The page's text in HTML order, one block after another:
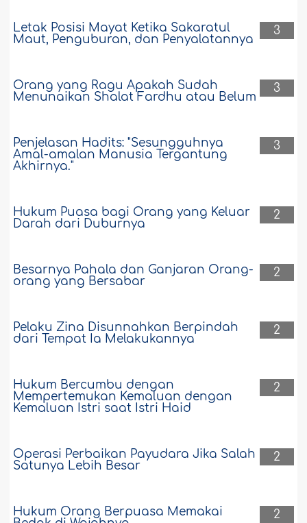
3
Letak Posisi Mayat Ketika Sakaratul
Maut, Penguburan, dan Penyalatannya
3
Orang yang Ragu Apakah Sudah
Menunaikan Shalat Fardhu atau Belum
3
Penjelasan Hadits: "Sesungguhnya
Amal-amalan Manusia Tergantung
Akhirnya."
2
Hukum Puasa bagi Orang yang Keluar
Darah dari Duburnya
2
Besarnya Pahala dan Ganjaran Orang-
orang yang Bersabar
2
Pelaku Zina Disunnahkan Berpindah
dari Tempat Ia Melakukannya
2
Hukum Bercumbu dengan
Mempertemukan Kemaluan dengan
Kemaluan Istri saat Istri Haid
2
Operasi Perbaikan Payudara Jika Salah
Satunya Lebih Besar
2
Hukum Orang Berpuasa Memakai